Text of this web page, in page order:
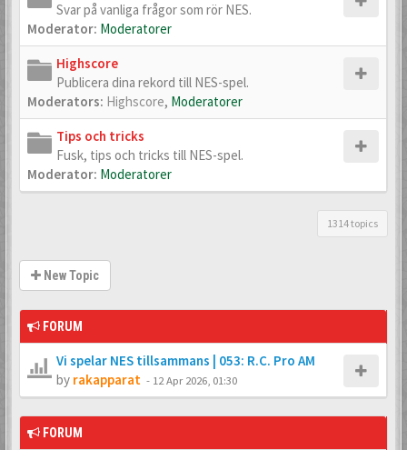
Svar på vanliga frågor som rör NES.
Moderator: Moderatorer
Highscore
Publicera dina rekord till NES-spel.
Moderators: Highscore, Moderatorer
Tips och tricks
Fusk, tips och tricks till NES-spel.
Moderator: Moderatorer
1314 topics
New Topic
FORUM
Vi spelar NES tillsammans | 053: R.C. Pro AM
by rakapparat - 12 Apr 2026, 01:30
FORUM